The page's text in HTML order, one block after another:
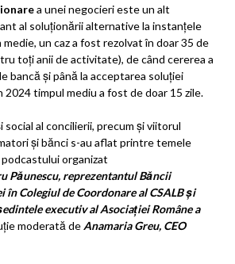
a unei negocieri este un alt
al soluționării alternative la instanțele
un caz a fost rezolvat în doar 35 de
toți anii de activitate), de când cererea a
bancă și până la acceptarea soluției
2024 timpul mediu a fost de doar 15 zile.
social al concilierii, precum și viitorul
și bănci s-au aflat printre temele
organizat
Păunescu, reprezentantul Băncii
în Colegiul de Coordonare al CSALB și
executiv al Asociației Române a
moderată de Anamaria Greu, CEO